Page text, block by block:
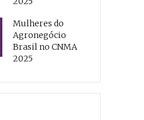
Mulheres do
Agronegócio
Brasil no CNMA
2025